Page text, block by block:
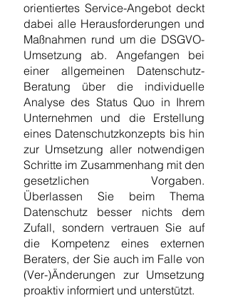
orientiertes Service-Angebot deckt
dabei alle Herausforderungen und
Maßnahmen rund um die DSGVO-
Umsetzung ab. Angefangen bei
einer allgemeinen Datenschutz-
Beratung über die individuelle
Analyse des Status Quo in Ihrem
Unternehmen und die Erstellung
eines Datenschutzkonzepts bis hin
zur Umsetzung aller notwendigen
Schritte im Zusammenhang mit den
gesetzlichen Vorgaben.
Überlassen Sie beim Thema
Datenschutz besser nichts dem
Zufall, sondern vertrauen Sie auf
die Kompetenz eines externen
Beraters, der Sie auch im Falle von
(Ver-)Änderungen zur Umsetzung
proaktiv informiert und unterstützt.